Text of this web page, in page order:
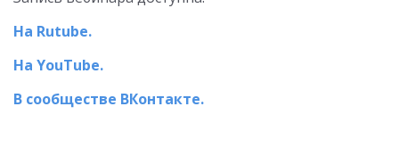
На Rutube.
На YouTube.
В сообществе ВКонтакте.